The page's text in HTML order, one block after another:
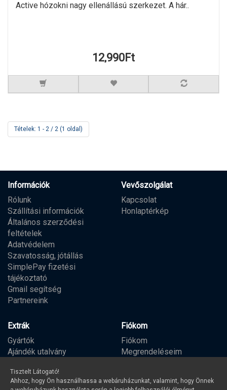
Active hózokni nagy ellenállású szerkezet. A hár..
12,990Ft
Tételek: 1 - 2 / 2 (1 oldal)
Információk
Rólunk
Szállítási információk
Általános szerződési
feltételek
Adatvédelem
Szavatosság, jótállás
SimplePay fizetési
tájékoztató
Gmail segítség
Partnereink
Vevőszolgálat
Kapcsolat
Honlaptérkép
Extrák
Gyártók
Ajándék utalvány
Fiókom
Fiókom
Megrendeléseim
Tisztelt Látogató!
Ahhoz, hogy Ön használhassa a webáruházunkat, valamint, hogy Önnek